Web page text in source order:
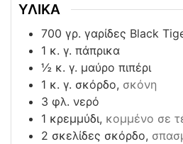
ΥΛΙΚΑ
700 γρ. γαρίδες Black
1 κ. γ. πάπρικα
½ κ. γ. μαύρο πιπέρι
1 κ. γ. σκόρδο, σκόνη
3 φλ. νερό
1 κρεμμύδι, κομμένο σε
2 σκελίδες σκόρδο,